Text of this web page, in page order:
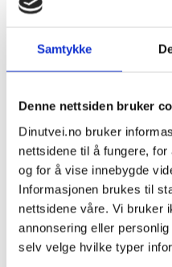
Samtykke
Denne nettsiden bruker
Dinutvei.no bruker
nettsidene til å fungere,
og for å vise innebygde
Informasjonen brukes til
nettsidene våre. Vi bruker
annonsering eller
selv velge hvilke typer
Omtale på Hallingdal
Kort omtale av
dinutvei.no
Relaterte saker